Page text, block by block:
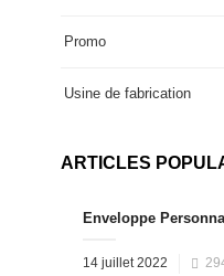
Promo
Usine de fabrication
ARTICLES
Enveloppe
Posted
14 juillet 2022